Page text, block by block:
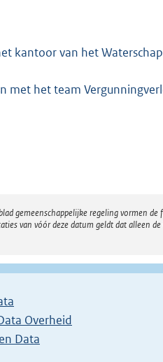
kantoor van het
met het team
gemeenschappelijke regeling vormen
van vóór deze datum geldt dat alleen
Overheid
Data